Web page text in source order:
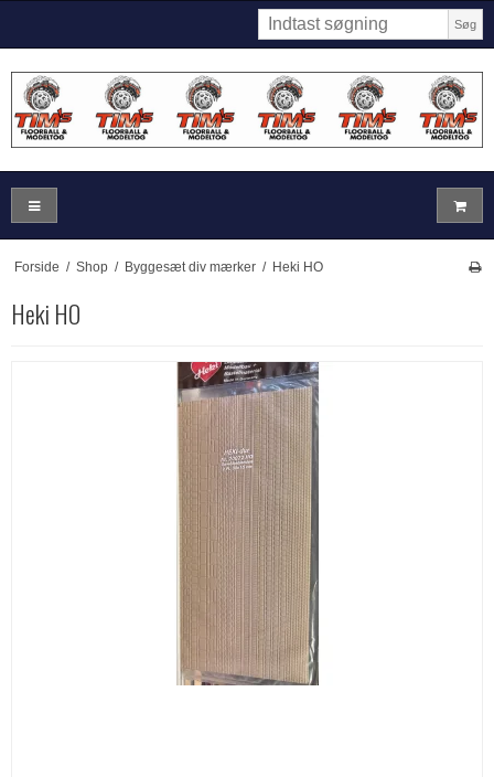
Søg
Forside / Shop / Byggesæt div mærker / Heki HO
Heki HO